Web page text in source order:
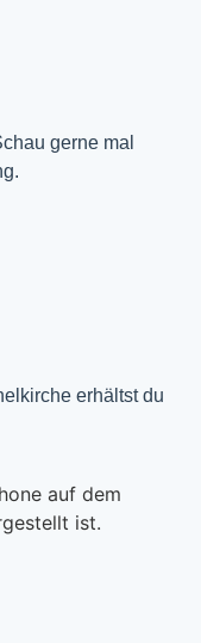
gerne mal
erhältst du